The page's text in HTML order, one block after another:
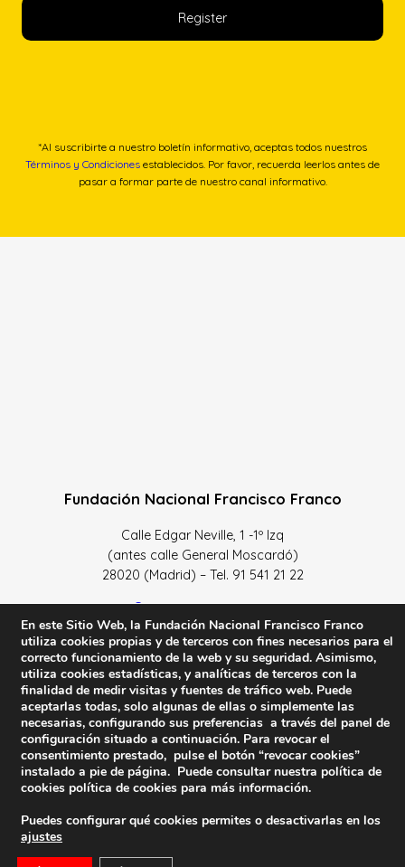
*Al suscribirte a nuestro boletín informativo, aceptas todos nuestros
Términos y Condiciones establecidos. Por favor, recuerda leerlos antes de
pasar a formar parte de nuestro canal informativo.
Fundación Nacional Francisco Franco
Calle Edgar Neville, 1 -1º Izq
(antes calle General Moscardó)
28020 (Madrid) – Tel. 91 541 21 22
Contacta con nosotros
Política de Privacidad y protección de datos– Sus datos
son seguros–Política de Cookies–Condiciones Generales
de uso
Facebook
Twitter
YouTube
© 2023 FNFF | Todos los derechos reservados.
En este Sitio Web, la Fundación Nacional Francisco Franco
utiliza cookies propias y de terceros con fines necesarios para el
correcto funcionamiento de la web y su seguridad. Asimismo,
utiliza cookies estadísticas, y analíticas de terceros con la
finalidad de medir visitas y fuentes de tráfico web. Puede
aceptarlas todas, solo algunas de ellas o simplemente las
necesarias, configurando sus preferencias a través del panel de
configuración situado a continuación. Para revocar el
consentimiento prestado, pulse el botón “revocar cookies”
instalado a pie de página. Puede consultar nuestra política de
cookies política de cookies para más información.
Puedes configurar qué cookies permites o desactivarlas en los
ajustes